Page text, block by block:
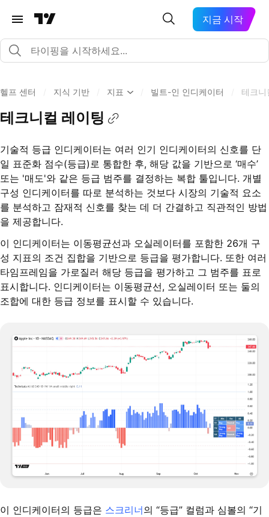
지금 시작
헬프 센터 지식 기반 지표 빌트-인 인디케이터 테크
테크니컬 레이팅
기술적 등급 인디케이터는 여러 인기 인디케이터의 신호를 단
일 표준화 점수(등급)로 통합한 후, 해당 값을 기반으로 ‘매수’
또는 '매도'와 같은 등급 범주를 결정하는 복합 툴입니다. 개별
구성 인디케이터를 따로 분석하는 것보다 시장의 기술적 요소
를 분석하고 잠재적 신호를 찾는 데 더 간결하고 직관적인 방법
을 제공합니다.
이 인디케이터는 이동평균선과 오실레이터를 포함한 26개 구
성 지표의 조건 집합을 기반으로 등급을 평가합니다. 또한 여러
타임프레임을 가로질러 해당 등급을 평가하고 그 범주를 표로
표시합니다. 인디케이터는 이동평균선, 오실레이터 또는 둘의
조합에 대한 등급 정보를 표시할 수 있습니다.
이 인디케이터의 등급은 스크리너의 “등급” 컬럼과 심볼의 “기